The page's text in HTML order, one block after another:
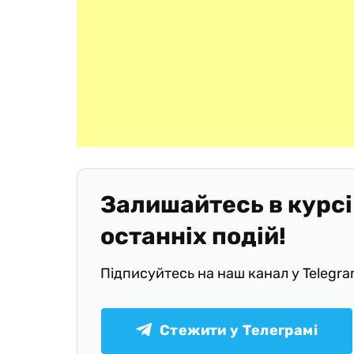
Залишайтесь в курсі
останніх подій!
Підписуйтесь на наш канал у
Стежити у Телеграмі